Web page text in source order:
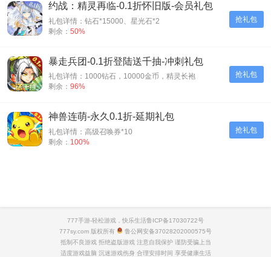
抢礼包
约战：精灵再临-0.1折怀旧版-会员礼包
礼包详情：钻石*15000、星光石*2
剩余： 50%
抢礼包
暴走兵团-0.1折登陆送千抽-冲刺礼包
礼包详情：1000钻石，10000金币，精灵长袍
剩余： 96%
抢礼包
神兽连萌-永久0.1折-延期礼包
礼包详情：高级召唤券*10
剩余： 100%
777手游-轻松游戏，快乐生活鲁ICP备17030722号
777sy.com 版权所有
鲁公网安备37028202000575号
抵制不良游戏 拒绝盗版游戏 注意自我保护 谨防受骗上当
适度游戏益脑 沉迷游戏伤身 合理安排时间 享受健康生活